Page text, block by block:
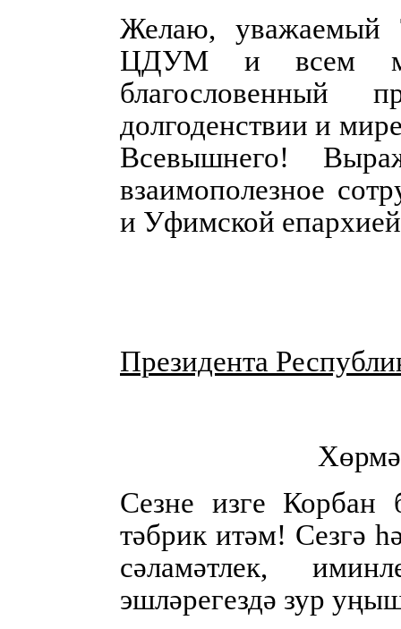
Желаю, уважаемый
ЦДУМ и всем
благословенный
долгоденствии и
Всевышнего!
взаимополезное
и Уфимской
Президента
Сезне изге Корбан
тәбрик итәм! Сезгә
сәламәтлек,
эшләрегездә зур